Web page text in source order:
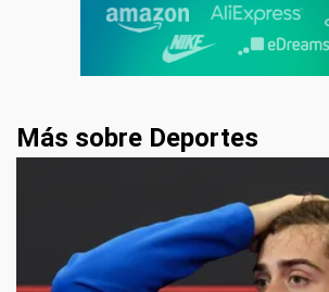
Más sobre Deportes